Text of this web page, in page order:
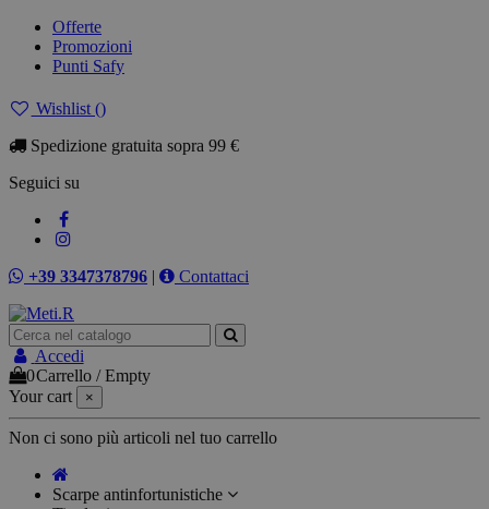
Offerte
Promozioni
Punti Safy
Wishlist ()
Spedizione gratuita sopra 99 €
Seguici su
+39 3347378796 | Contattaci
Accedi
0Carrello /Empty
Your cart
×
Non ci sono più articoli nel tuo carrello
Scarpe antinfortunistiche